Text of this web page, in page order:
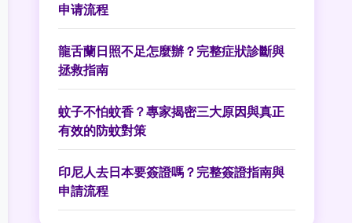
申请流程
龍舌蘭日照不足怎麼辦？完整症狀診斷與
拯救指南
蚊子不怕蚊香？專家揭密三大原因與真正
有效的防蚊對策
印尼人去日本要簽證嗎？完整簽證指南與
申請流程